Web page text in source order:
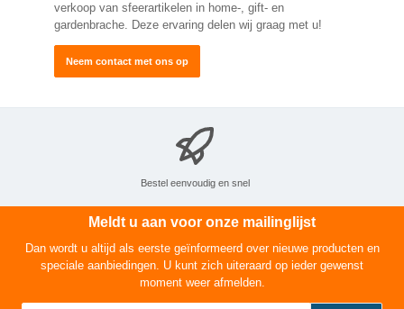
verkoop van sfeerartikelen in home-, gift- en
gardenbrache. Deze ervaring delen wij graag met u!
Neem contact met ons op
Bestel eenvoudig en snel
Meldt u aan voor onze mailinglijst
Dan wordt u altijd als eerste geïnformeerd over nieuwe producten en
speciale aanbiedingen. U kunt zich uiteraard op ieder gewenst
moment weer afmelden.